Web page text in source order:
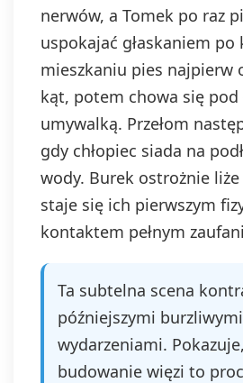
nerwów, a Tomek po raz
uspokajać głaskaniem po
mieszkaniu pies najpierw
kąt, potem chowa się pod
umywalką. Przełom
gdy chłopiec siada na
wody. Burek ostrożnie liże
staje się ich pierwszym
kontaktem pełnym
Ta subtelna scena
późniejszymi burzliwymi
wydarzeniami.
budowanie więzi to